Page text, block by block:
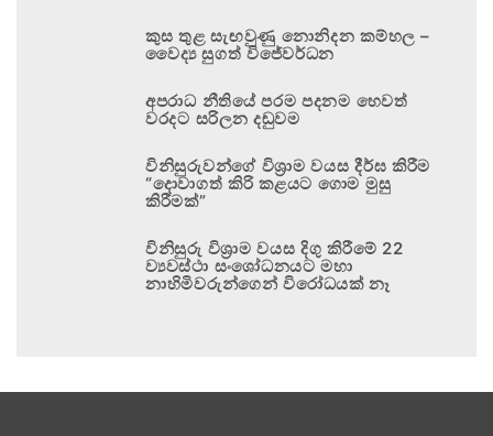
කුස තුළ සැඟවුණු නොනිදන කම්හල –
වෛද්‍ය සුගත් විජේවර්ධන
අපරාධ නීතියේ පරම පදනම හෙවත්
වරදට සරිලන දඬුවම
විනිසුරුවන්ගේ විශ්‍රාම වයස දීර්ඝ කිරීම
“දොවාගත් කිරි කළයට ගොම මුසු
කිරීමක්”
විනිසුරු විශ්‍රාම වයස දිගු කිරීමේ 22
ව්‍යවස්ථා සංශෝධනයට මහා
නාහිමිවරුන්ගෙන් විරෝධයක් නෑ